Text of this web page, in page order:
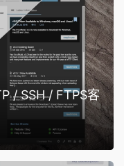
/ SSH / FTPS客